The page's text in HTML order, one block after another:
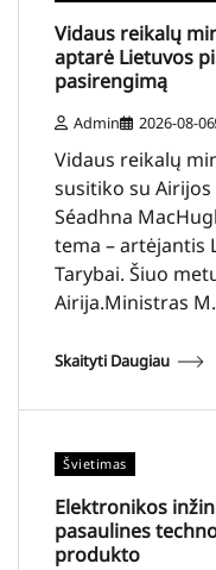
Vidaus reikalų
aptarė Lietuvos
pasirengimą
Admin 2026-08-06
Vidaus reikalų
susitiko su
Séadhna
tema – artėjantis
Tarybai. Šiuo
Airija.Ministras
Skaityti Daugiau
Švietimas
Elektronikos
pasaulines
produkto